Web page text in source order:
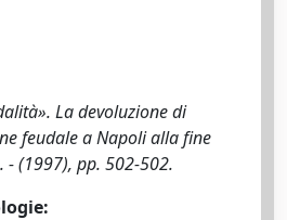
La devoluzione di
feudale a Napoli alla fine
- (1997), pp. 502-502.